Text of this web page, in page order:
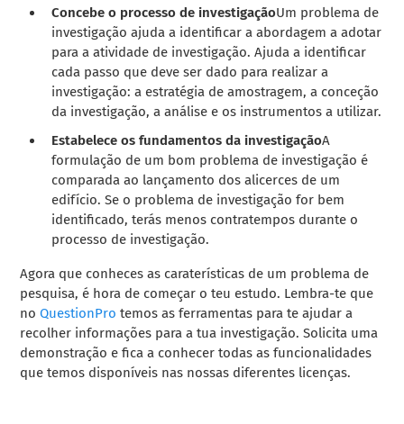
Concebe o processo de investigaçãoUm problema de
investigação ajuda a identificar a abordagem a adotar
para a atividade de investigação. Ajuda a identificar
cada passo que deve ser dado para realizar a
investigação: a estratégia de amostragem, a conceção
da investigação, a análise e os instrumentos a utilizar.
Estabelece os fundamentos da investigaçãoA
formulação de um bom problema de investigação é
comparada ao lançamento dos alicerces de um
edifício. Se o problema de investigação for bem
identificado, terás menos contratempos durante o
processo de investigação.
Agora que conheces as caraterísticas de um problema de
pesquisa, é hora de começar o teu estudo. Lembra-te que
noQuestionPro temos as ferramentas para te ajudar a
recolher informações para a tua investigação.Solicita uma
demonstração e fica a conhecer todas asfuncionalidades
que temos disponíveis nas nossas diferentes licenças.